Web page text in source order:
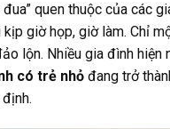
quen thuộc của các
giờ họp, giờ làm. Chỉ
lộn. Nhiều gia đình hiện
có trẻ nhỏ đang trở